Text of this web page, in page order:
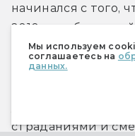
Мы используем
соглашаетесь на
данных.
начинался с того,
2010 года
приносит
страданиями и